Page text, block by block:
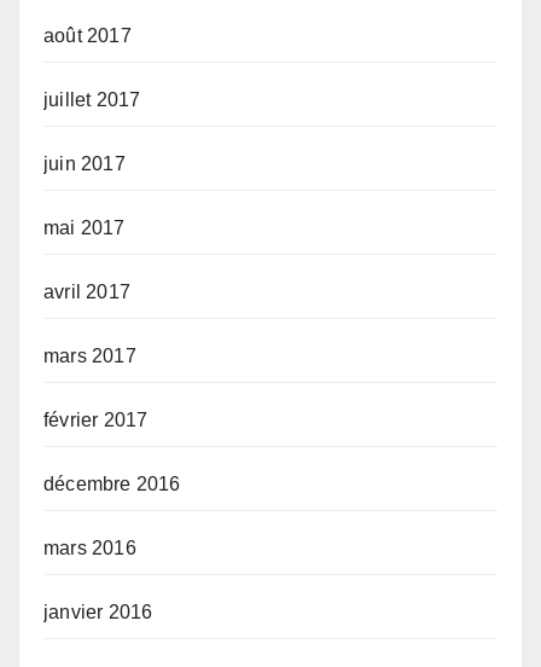
août 2017
juillet 2017
juin 2017
mai 2017
avril 2017
mars 2017
février 2017
décembre 2016
mars 2016
janvier 2016